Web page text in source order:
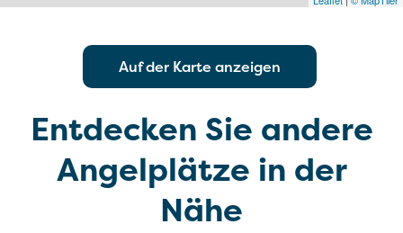
Auf der Karte anzeigen
Entdecken Sie andere
Angelplätze in der
Nähe